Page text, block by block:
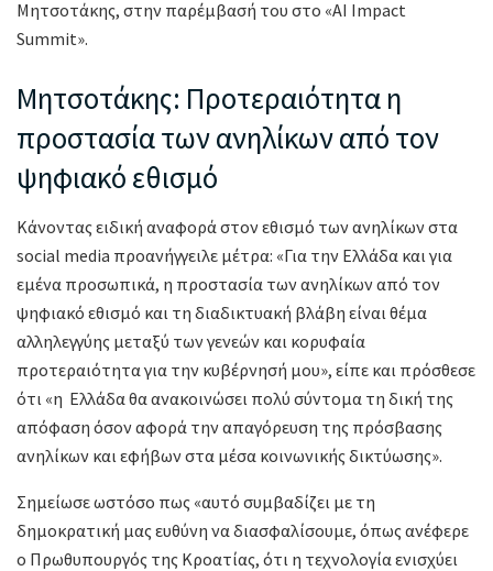
Μητσοτάκης, στην παρέμβασή του στο «AI Impact
Summit».
Μητσοτάκης: Προτεραιότητα η
προστασία των ανηλίκων από τον
ψηφιακό εθισμό
Κάνοντας ειδική αναφορά στον εθισμό των ανηλίκων στα
social media προανήγγειλε μέτρα: «Για την Ελλάδα και για
εμένα προσωπικά, η προστασία των ανηλίκων από τον
ψηφιακό εθισμό και τη διαδικτυακή βλάβη είναι θέμα
αλληλεγγύης μεταξύ των γενεών και κορυφαία
προτεραιότητα για την κυβέρνησή μου», είπε και πρόσθεσε
ότι «η Ελλάδα θα ανακοινώσει πολύ σύντομα τη δική της
απόφαση όσον αφορά την απαγόρευση της πρόσβασης
ανηλίκων και εφήβων στα μέσα κοινωνικής δικτύωσης».
Σημείωσε ωστόσο πως «αυτό συμβαδίζει με τη
δημοκρατική μας ευθύνη να διασφαλίσουμε, όπως ανέφερε
ο Πρωθυπουργός της Κροατίας, ότι η τεχνολογία ενισχύει